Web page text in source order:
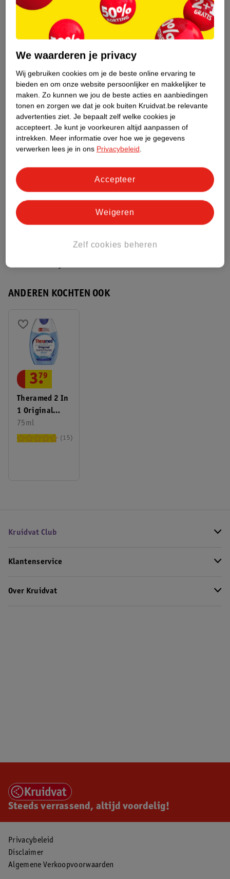
Over dit product
Productinformatie
Etiketinformatie
Nature Impact Score
Dit product heeft (nog) geen Nature
Impact Score.
Meer informatie
Bestel & Bezorginformatie
Bekijk ook
Alle Tandenragers
Hoe controleren wij de reviews?
ANDEREN KOCHTEN OOK
Theramed 2 In
1 Original
Mondverzorging
75ml
3.
79
15
Kruidvat Club
Klantenservice
Over Kruidvat
Steeds verrassend, altijd voordelig!
Privacybeleid
Disclaimer
Algemene Verkoopvoorwaarden
We waarderen je privacy
Wij gebruiken cookies om je de beste online ervaring te
bieden en om onze website persoonlijker en makkelijker te
maken. Zo kunnen we jou de beste acties en aanbiedingen
tonen en zorgen we dat je ook buiten Kruidvat.be relevante
advertenties ziet. Je bepaalt zelf welke cookies je
accepteert. Je kunt je voorkeuren altijd aanpassen of
intrekken. Meer informatie over hoe we je gegevens
verwerken lees je in ons Privacybeleid.
Zelf cookies beheren
Weigeren
Accepteer